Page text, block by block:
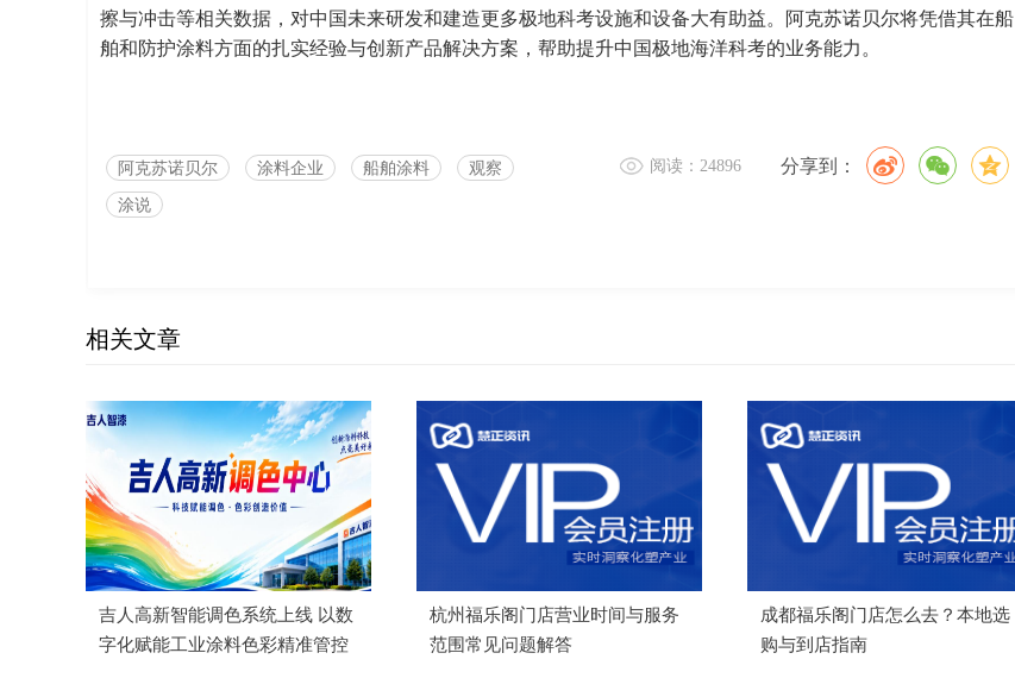
擦与冲击等相关数据，对中国未来研发和建造更多极地科考设施和设备大有助益。阿克苏诺贝尔将凭借其在船
舶和防护涂料方面的扎实经验与创新产品解决方案，帮助提升中国极地海洋科考的业务能力。
阿克苏诺贝尔 涂料企业 船舶涂料 观察
涂说
阅读：24896 分享到：
相关文章
吉人高新智能调色系统上线 以数
字化赋能工业涂料色彩精准管控
杭州福乐阁门店营业时间与服务
范围常见问题解答
成都福乐阁门店怎么去？本地选
购与到店指南